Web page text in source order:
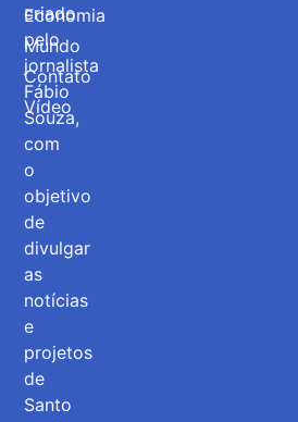
criado
pelo
jornalista
Fábio
Souza,
com
o
objetivo
de
divulgar
as
notícias
e
projetos
de
Santo
Economia
Mundo
Contato
Vídeo